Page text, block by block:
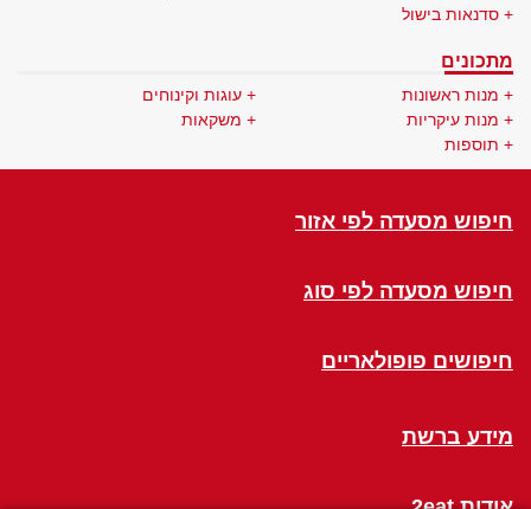
סדנאות בישול
מתכונים
מנות ראשונות
מנות עיקריות
תוספות
עוגות וקינוחים
משקאות
חיפוש מסעדה לפי אזור
חיפוש מסעדה לפי סוג
חיפושים פופולאריים
מידע ברשת